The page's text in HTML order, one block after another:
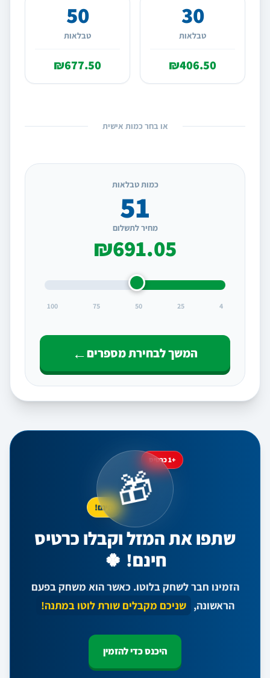
30
טבלאות
₪406.50
50
טבלאות
₪677.50
או בחר כמות אישית
כמות טבלאות
51
מחיר לתשלום
₪691.05
4
25
50
75
100
המשך לבחירת מספרים←
🎁
+1 כרטיס
חינם!
שתפו את המזל וקבלו כרטיס
חינם! 🍀
הזמינו חבר לשחק בלוטו. כאשר הוא משחק בפעם
הראשונה, שניכם מקבלים שורת לוטו במתנה!
היכנס כדי להזמין